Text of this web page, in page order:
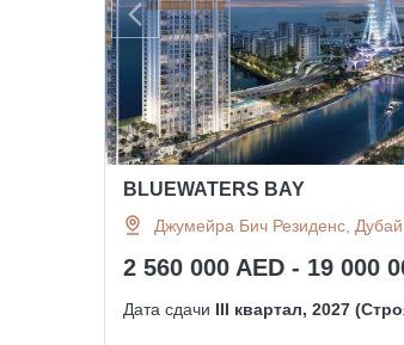
BLUEWATERS BAY
Джумейра Бич Резиденс, Дубай
2 560 000 AED - 19 000
Дата сдачи III квартал, 2027